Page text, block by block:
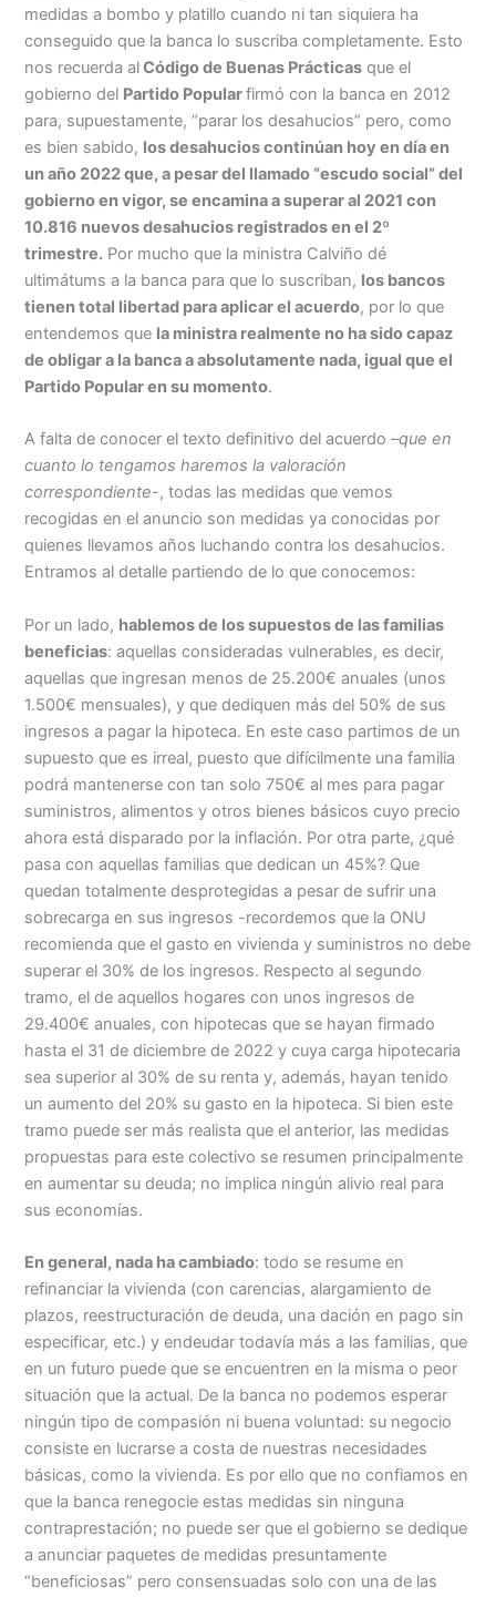
medidas a bombo y platillo cuando ni tan siquiera ha
conseguido que la banca lo suscriba completamente. Esto
nos recuerda alCódigo de Buenas Prácticas que el
gobierno del Partido Popularfirmó con la banca en 2012
para, supuestamente, “parar los desahucios” pero, como
es bien sabido, los desahucios continúan hoy en día en
un año 2022 que, a pesar del llamado “escudo social” del
gobierno en vigor, se encamina a superar al 2021 con
10.816 nuevos desahucios registrados en el 2º
trimestre. Por mucho que la ministra Calviño dé
ultimátums a la banca para que lo suscriban, los bancos
tienen total libertad para aplicar el acuerdo, por lo que
entendemos que la ministra realmente no ha sido capaz
de obligar a la banca a absolutamente nada, igual que el
Partido Popular en su momento.
A falta de conocer el texto definitivo del acuerdo –que en
cuanto lo tengamos haremos la valoración
correspondiente-, todas las medidas que vemos
recogidas en el anuncio son medidas ya conocidas por
quienes llevamos años luchando contra los desahucios.
Entramos al detalle partiendo de loqueconocemos:
Por un lado, hablemos de los supuestos de las familias
beneficias: aquellas consideradas vulnerables, es decir,
aquellas que ingresan menos de 25.200€ anuales (unos
1.500€ mensuales), y que dediquen más del 50% de sus
ingresos a pagar la hipoteca. En este caso partimos de un
supuesto que es irreal, puesto que difícilmente una familia
podrá mantenerse con tan solo 750€ al mes para pagar
suministros, alimentos y otros bienes básicos cuyo precio
ahora está disparado por la inflación. Por otra parte, ¿qué
pasa con aquellas familias que dedican un 45%? Que
quedan totalmente desprotegidas a pesar de sufrir una
sobrecarga en sus ingresos -recordemos que la ONU
recomienda que el gasto en vivienda y suministros no debe
superar el 30% de los ingresos. Respecto al segundo
tramo, el de aquellos hogares con unos ingresos de
29.400€ anuales, con hipotecas que se hayan firmado
hasta el 31 de diciembre de 2022 y cuya carga hipotecaria
sea superior al 30% de su renta y, además, hayan tenido
un aumento del 20% su gasto en la hipoteca. Si bien este
tramo puede ser más realista que el anterior, las medidas
propuestas para este colectivo se resumen principalmente
en aumentar su deuda; no implica ningún alivio real para
sus economías.
En general, nada ha cambiado: todo se resume en
refinanciar la vivienda (con carencias, alargamiento de
plazos, reestructuración de deuda, una dación en pago sin
especificar, etc.) y endeudar todavía más a las familias, que
en un futuro puede que se encuentren en la misma o peor
situación que la actual. De la banca no podemos esperar
ningún tipo de compasión ni buena voluntad: su negocio
consiste en lucrarse a costa de nuestras necesidades
básicas, como la vivienda. Es por ello que no confiamos en
que la banca renegocie estas medidas sin ninguna
contraprestación; no puede ser que el gobierno se dedique
a anunciar paquetes de medidas presuntamente
“beneficiosas” pero consensuadas solo con una de las